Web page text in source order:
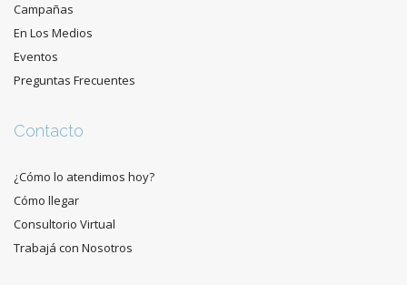
Campañas
En Los Medios
Eventos
Preguntas Frecuentes
Contacto
¿Cómo lo atendimos hoy?
Cómo llegar
Consultorio Virtual
Trabajá con Nosotros